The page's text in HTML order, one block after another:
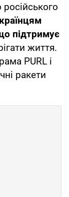
підтримує
життя.
PURL і
ракети